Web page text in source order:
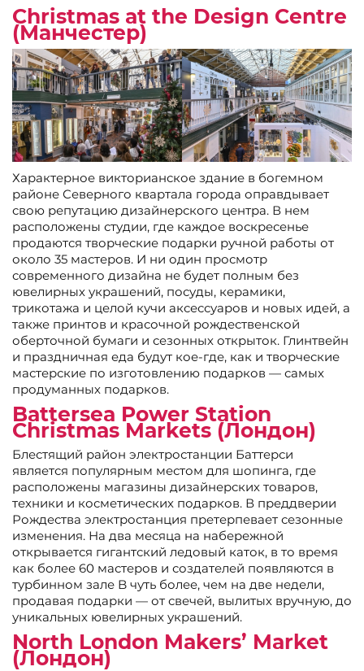
Christmas at the Design Centre
(Манчестер)
Характерное викторианское здание в богемном
районе Северного квартала города оправдывает
свою репутацию дизайнерского центра. В нем
расположены студии, где каждое воскресенье
продаются творческие подарки ручной работы от
около 35 мастеров. И ни один просмотр
современного дизайна не будет полным без
ювелирных украшений, посуды, керамики,
трикотажа и целой кучи аксессуаров и новых идей, а
также принтов и красочной рождественской
оберточной бумаги и сезонных открыток. Глинтвейн
и праздничная еда будут кое-где, как и творческие
мастерские по изготовлению подарков — самых
продуманных подарков.
Battersea Power Station
Christmas Markets (Лондон)
Блестящий район электростанции Баттерси
является популярным местом для шопинга, где
расположены магазины дизайнерских товаров,
техники и косметических подарков. В преддверии
Рождества электростанция претерпевает сезонные
изменения. На два месяца на набережной
открывается гигантский ледовый каток, в то время
как более 60 мастеров и создателей появляются в
турбинном зале B чуть более, чем на две недели,
продавая подарки — от свечей, вылитых вручную, до
уникальных ювелирных украшений.
North London Makers’ Market
(Лондон)